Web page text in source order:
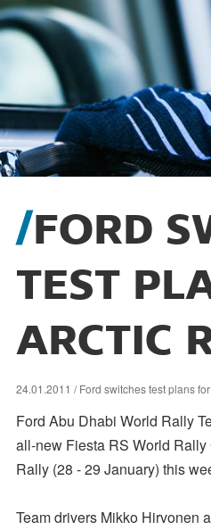
FORD
TEST
ARCTIC
24.01.2011 / Ford switches test plans
Ford Abu Dhabi World Rally
all-new Fiesta RS World
Rally (28 - 29 January) this
Team drivers Mikko Hirvonen